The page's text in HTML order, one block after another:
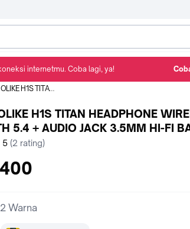
BLUETOOTH 5.4 + AUDIO JACK 3.5MM HI-FI BASS
H1S TITAN HEADPHONE
5.4 + AUDIO JACK 3.5MM HI-FI
bintang
5 (2 rating)
2 Warna
internetmu. Coba lagi, ya!